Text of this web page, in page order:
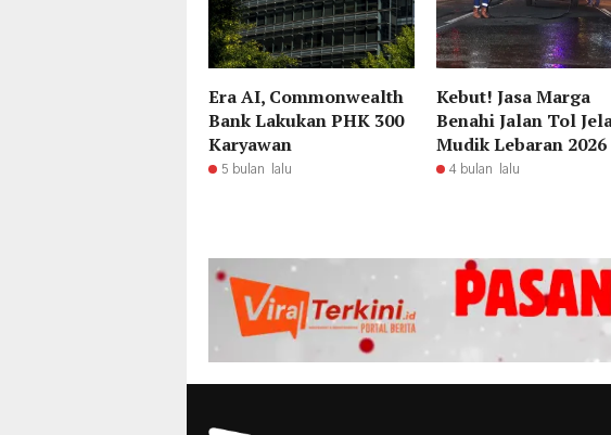
Era AI, Commonwealth
Bank Lakukan PHK 300
Karyawan
5 bulan lalu
Kebut! Jasa Marga
Benahi Jalan Tol
Mudik Lebaran 2026
4 bulan lalu